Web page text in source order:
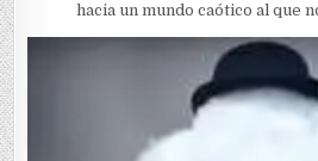
hacia un mundo caótico al que